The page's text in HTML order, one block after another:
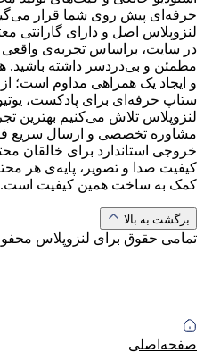
حرفه‌ای پیش روی شما قرار
لنزوپلاس اصل و دارای گارانتی
در سایت، براساس تجربه‌ی واقعی
مطمئن و بی‌دردسر داشته باشید.
و ایجاد یک همراهی مداوم است؛
ستاپ حرفه‌ای برای پادکست،
لنزوپلاس تلاش می‌کنیم بهترین
مشاوره تخصصی و ارسال سریع
خروجی استاندارد برای خالقان
کیفیت صدا و تصویر، پایه‌ی هر
کمک به ساخت همین کیفیت است.
برگشت به بالا
تمامی حقوق برای لنزوپلاس
صفحه‌اصلی